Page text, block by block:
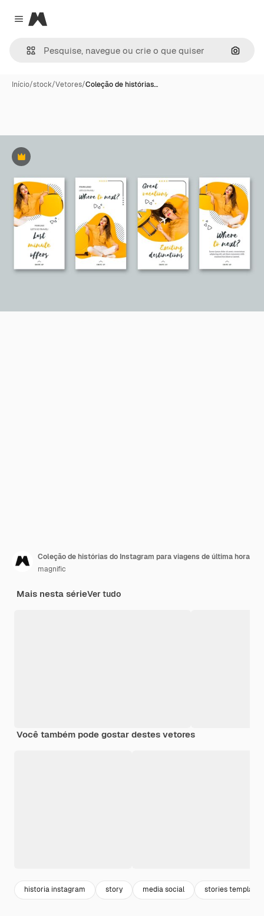
Close menu
Magnific
Início/stock/Vetores/Coleção de histórias…
Premium
Coleção de histórias do Instagram para viagens de última hora
magnific
Mais nesta sérieVer tudo
Você também pode gostar destes vetores
historia instagram story media social stories template